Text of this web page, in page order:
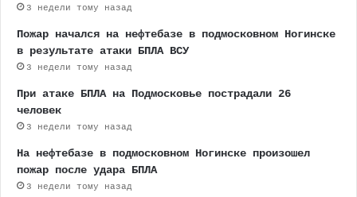
3 недели тому назад
Пожар начался на нефтебазе в подмосковном Ногинске
в результате атаки БПЛА ВСУ
3 недели тому назад
При атаке БПЛА на Подмосковье пострадали 26
человек
3 недели тому назад
На нефтебазе в подмосковном Ногинске произошел
пожар после удара БПЛА
3 недели тому назад